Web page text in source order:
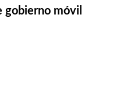
gobierno móvil